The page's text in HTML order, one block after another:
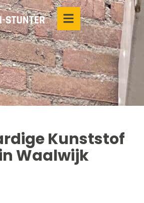
Kunststof
Waalwijk